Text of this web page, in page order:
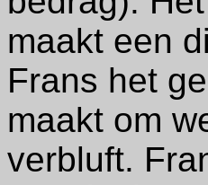
maakt een
Frans het
maakt om
verbluft.